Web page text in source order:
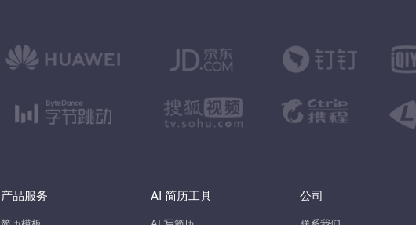
产品服务 AI 简历工具 公司